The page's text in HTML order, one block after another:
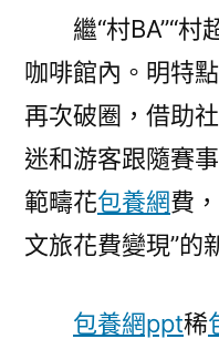
繼“村BA”“村
咖啡館內。明特
再次破圈，借助
迷和游客跟隨賽
範疇花包養網費
文旅花費變現”的
包養網ppt稀